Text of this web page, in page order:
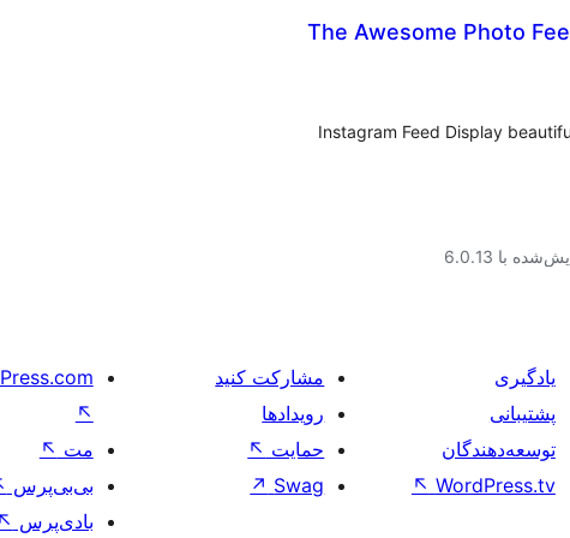
The Awesome Photo
Instagram Feed Display
با 6.0.13
یادگیری
پشتیبانی
توسعه‌دهندگان
WordPress.tv
↖
مشارکت کنید
رویدادها
حمایت ↖
Swag
↗
↖
مت ↖
بی‌بی‌پرس
بادی‌پرس